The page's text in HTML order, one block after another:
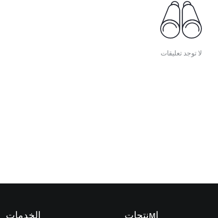
لا توجد تعليقات
اмنتجات الخدمات